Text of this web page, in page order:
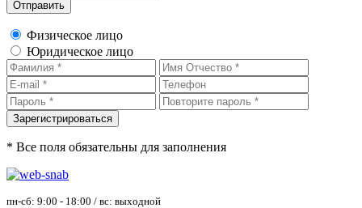
Физическое лицо
Юридическое лицо
* Все поля обязательны для заполнения
пн-сб: 9:00 - 18:00 / вс: выходной